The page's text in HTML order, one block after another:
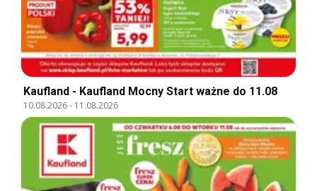
Kaufland - Kaufland Mocny Start ważne do 11.08
10.08.2026- 11.08.2026